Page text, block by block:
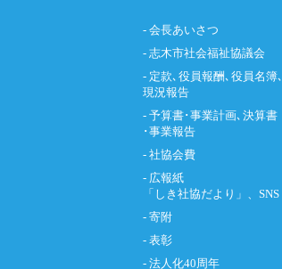
- 会長あいさつ
- 志木市社会福祉協議会
- 定款､役員報酬､役員名簿､
現況報告
- 予算書･事業計画､決算書
･事業報告
- 社協会費
- 広報紙
「しき社協だより」、SNS
- 寄附
- 表彰
- 法人化40周年